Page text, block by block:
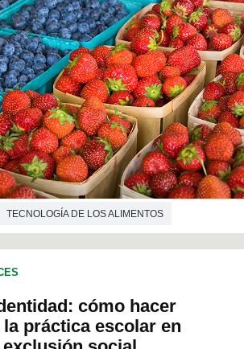
TECNOLOGÍA DE LOS ALIMENTOS
BIOTECNOLOGÍA
cómo hacer
práctica escolar en